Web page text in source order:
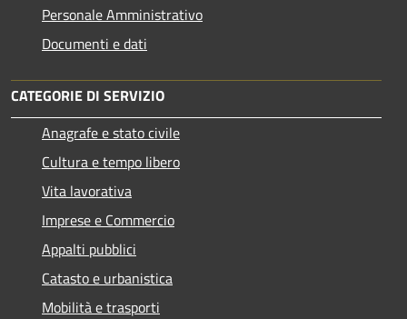
Personale Amministrativo
Documenti e dati
CATEGORIE DI SERVIZIO
Anagrafe e stato civile
Cultura e tempo libero
Vita lavorativa
Imprese e Commercio
Appalti pubblici
Catasto e urbanistica
Mobilità e trasporti